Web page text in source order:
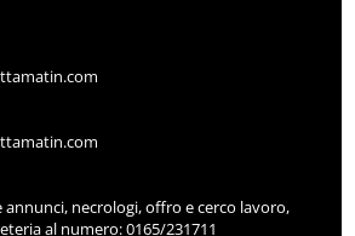
annunci, necrologi, offro e cerco lavoro,
al numero: 0165/231711